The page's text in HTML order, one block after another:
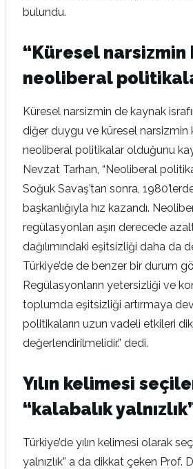
bulundu.
“Küresel narsizmin
neoliberal
Küresel narsizmin de kaynak
diğer duygu ve küresel narsizmin
neoliberal politikalar olduğunu
Nevzat Tarhan, “Neoliberal
Soğuk Savaş’tan sonra,
başkanlığıyla hız kazandı.
regülasyonları aşırı derecede
dağılımındaki eşitsizliği daha da
Türkiye’de de benzer bir durum
Regülasyonların yetersizliği ve
toplumda eşitsizliği artırmaya
politikaların uzun vadeli etkileri
değerlendirilmelidir.” dedi.
Yılın kelimesi
“kalabalık
Türkiye’de yılın kelimesi olarak
yalnızlık” a da dikkat çeken Prof.